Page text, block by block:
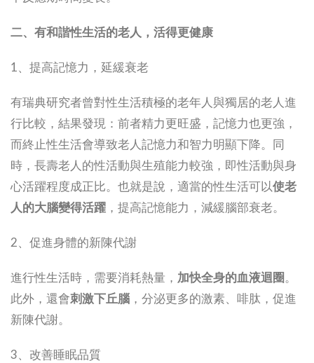
二、有和諧性生活的老人，活得更健康
1、提高記憶力，延緩衰老
有瑞典研究者曾對性生活積極的老年人與獨居的老人進
行比較，結果發現：前者精力更旺盛，記憶力也更強，
而終止性生活會導致老人記憶力和智力明顯下降。同
時，長壽老人的性活動與生殖能力較強，即性活動與身
心活躍程度成正比。也就是說，適當的性生活可以使老
人的大腦變得活躍 ，提高記憶能力，減緩腦部衰老。
2、促進身體的新陳代謝
進行性生活時，需要消耗熱量， 加快全身的血液迴圈。
此外，還會刺激下丘腦 ，分泌更多的激素、啡肽，促進
新陳代謝。
3、改善睡眠品質